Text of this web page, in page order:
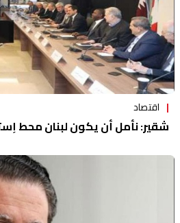
اقتصاد
شقير: نأمل أن يكون لبنان محط